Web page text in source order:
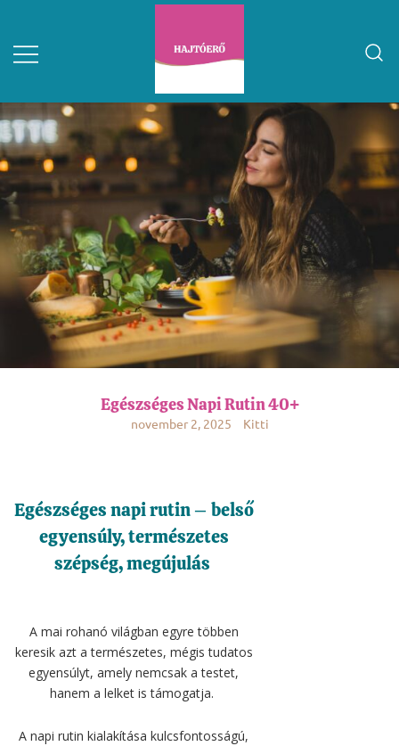
Egészséges Napi Rutin 40+
november 2, 2025 Kitti
Egészséges napi rutin – belső
egyensúly, természetes
szépség, megújulás
A mai rohanó világban egyre többen
keresik azt a természetes, mégis tudatos
egyensúlyt, amely nemcsak a testet,
hanem a lelket is támogatja.
A napi rutin kialakítása kulcsfontosságú,